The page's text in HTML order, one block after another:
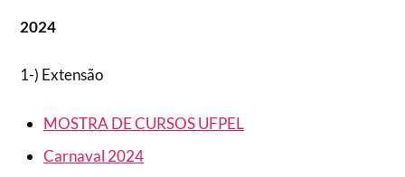
2024
1-) Extensão
MOSTRA DE CURSOS UFPEL
Carnaval 2024